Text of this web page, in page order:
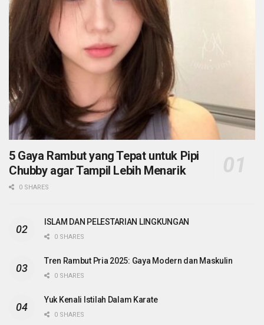
5 Gaya Rambut yang Tepat untuk Pipi
Chubby agar Tampil Lebih Menarik
0 SHARES
ISLAM DAN PELESTARIAN LINGKUNGAN
0 SHARES
Tren Rambut Pria 2025: Gaya Modern dan Maskulin
0 SHARES
Yuk Kenali Istilah Dalam Karate
0 SHARES